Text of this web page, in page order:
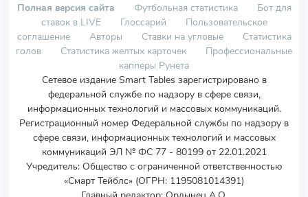
Полная версия сайта Футбольная статистика
Бот для
ставок в LIVE
Глоссарий
Пользовательское
соглашение
Авторы Ставки на угловые
Статистика
голов
Статистика желтых карточек
Профессиональные
капперы Рунета
Сетевое издание Smart Tables зарегистрировано в
федеральной службе по надзору в сфере связи,
информационных технологий и массовых коммуникаций.
Регистрационный номер Федеральной службы по надзору в
сфере связи, информационных технологий и массовых
коммуникаций ЭЛ № ФС 77 - 80199 от 22.01.2021
Учредитель: Общество с ограниченной ответственностью
«Смарт Тейблс» (ОГРН: 1195081014391)